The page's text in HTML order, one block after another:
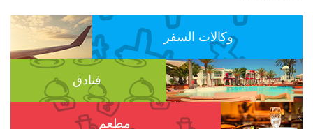
وكالات السفر
فنادق
مطعم